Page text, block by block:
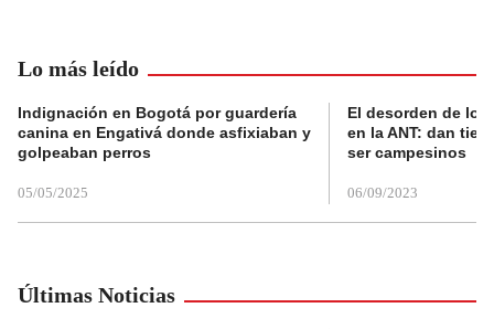
Lo más leído
Indignación en Bogotá por guardería
canina en Engativá donde asfixiaban y
golpeaban perros
05/05/2025
El desorden de
en la ANT: dan
ser campesinos
06/09/2023
Últimas Noticias